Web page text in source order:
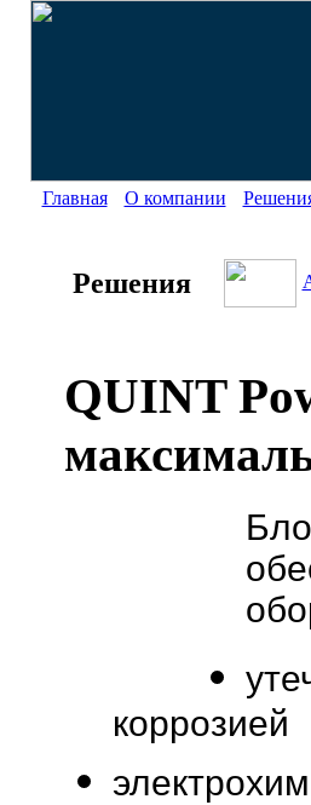
Главная О компании
Решения
QUINT
коррозией